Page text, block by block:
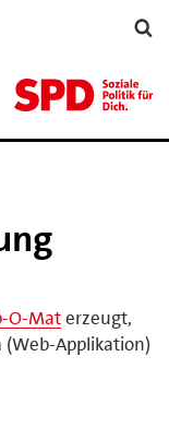
O-Materzeugt,
Applikation)